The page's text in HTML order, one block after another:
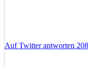
Auf Twitter antworten